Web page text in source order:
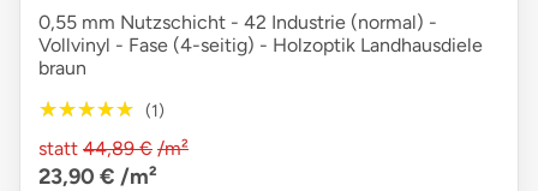
0,55 mm Nutzschicht - 42 Industrie (normal) -
Vollvinyl - Fase (4-seitig) - Holzoptik Landhausdiele
braun
★★★★★
★★★★★ (1)
statt 44,89 € /m²
23,90 € /m²